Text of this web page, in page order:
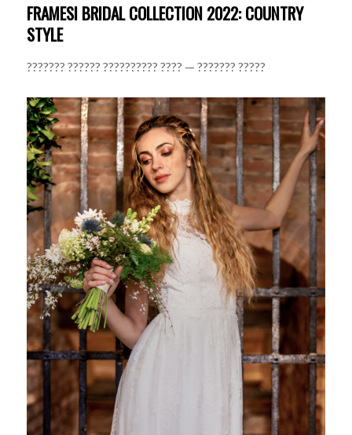
FRAMESI BRIDAL COLLECTION 2022: COUNTRY
STYLE
??????? ?????? ?????????? ???? — ??????? ?????